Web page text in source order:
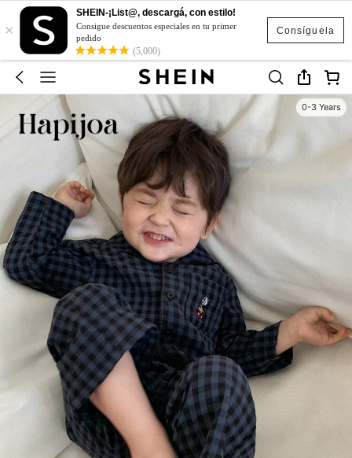
Consíguela
×
SHEIN-¡List@, descargá, con estilo!
Consigue descuentos especiales en tu primer
pedido
(5,000)
0-3 Years